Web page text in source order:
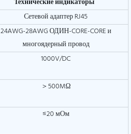
Технические индикаторы
Сетевой адаптер RJ45
24AWG-28AWG ОДИН-CORE-CORE и
многоядерный провод
1000V/DC
＞500MΩ
≤20 мОм